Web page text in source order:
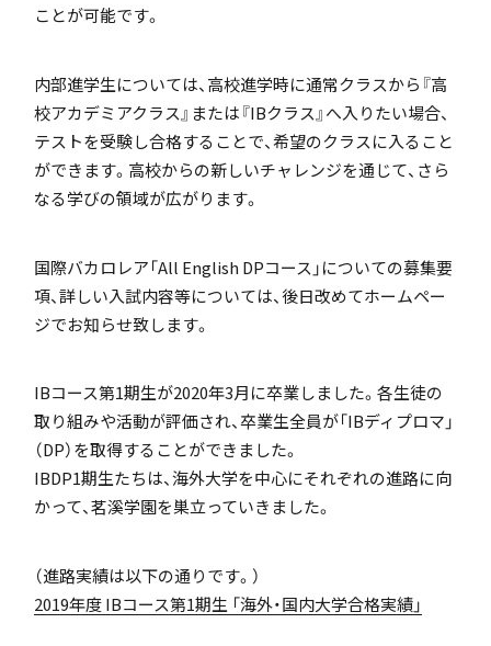
ことが可能です。
内部進学生については、高校進学時に通常クラスから『高
校アカデミアクラス』または『IBクラス』へ入りたい場合、
テストを受験し合格することで、希望のクラスに入ること
ができます。高校からの新しいチャレンジを通じて、さら
なる学びの領域が広がります。
国際バカロレア「All English DPコース」についての募集要
項、詳しい入試内容等については、後日改めてホームペー
ジでお知らせ致します。
IBコース第1期生が2020年3月に卒業しました。各生徒の
取り組みや活動が評価され、卒業生全員が「IBディプロマ」
（DP）を取得することができました。
IBDP1期生たちは、海外大学を中心にそれぞれの進路に向
かって、茗溪学園を巣立っていきました。
（進路実績は以下の通りです。）
2019年度 IBコース第1期生 「海外・国内大学合格実績」
アカデミアクラス（AC）
国際バカロレア（IB）クラス
スーパーサイエンスハイスクール(SSH)
閉じる